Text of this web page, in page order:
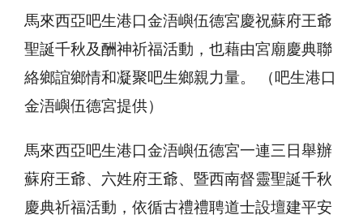
馬來西亞吧生港口金浯嶼伍德宮慶祝蘇府王爺
聖誕千秋及酬神祈福活動，也藉由宮廟慶典聯
絡鄉誼鄉情和凝聚吧生鄉親力量。 （吧生港口
金浯嶼伍德宮提供）
馬來西亞吧生港口金浯嶼伍德宮一連三日舉辦
蘇府王爺、六姓府王爺、暨西南督靈聖誕千秋
慶典祈福活動，依循古禮禮聘道士設壇建平安